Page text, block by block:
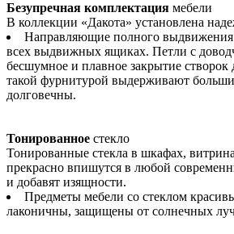
Безупречная комплектация мебели
В коллекции «Дакота» установлена
Направляющие полного выдвижения
всех выдвижных ящиках. Петли с
бесшумное и плавное закрытие створок
такой фурнитурой выдерживают
долговечны.
Тонированное стекло
Тонированные стекла в шкафах,
прекрасно впишутся в любой
и добавят изящности.
Предметы мебели со стеклом
лаконичны, защищены от солнечных